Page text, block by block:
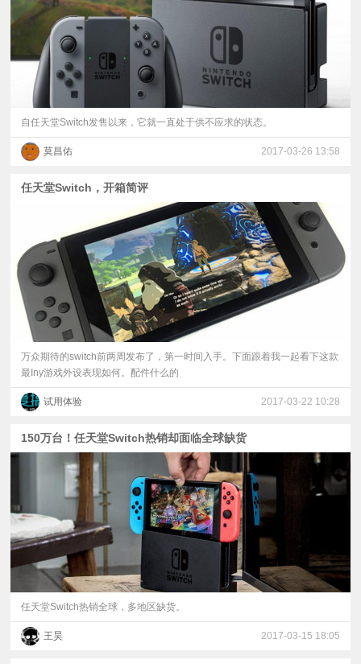
自任天堂Switch发售以来，它就一直处于供不应求的状态。
莫昌佑 2017-03-26 13:58
任天堂Switch，开箱简评
万众期待的switch前两周发布了，第一时间入手。下面跟着我一起看下这款
最Iny游戏外设表现如何。配件什么的
试用体验 2017-03-22 10:28
150万台！任天堂Switch热销却面临全球缺货
任天堂Switch热销全球，多地区缺货。
王昊 2017-03-15 18:05